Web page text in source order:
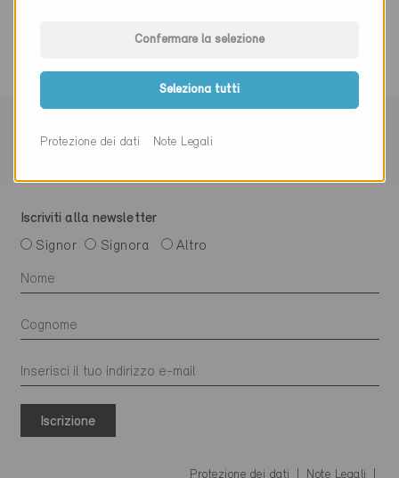
Iscriviti alla newsletter
Signor
Signora Altro
Iscrizione
Protezione dei dati Note Legali
Confermare la selezione
Seleziona tutti
Protezione dei dati Note Legali